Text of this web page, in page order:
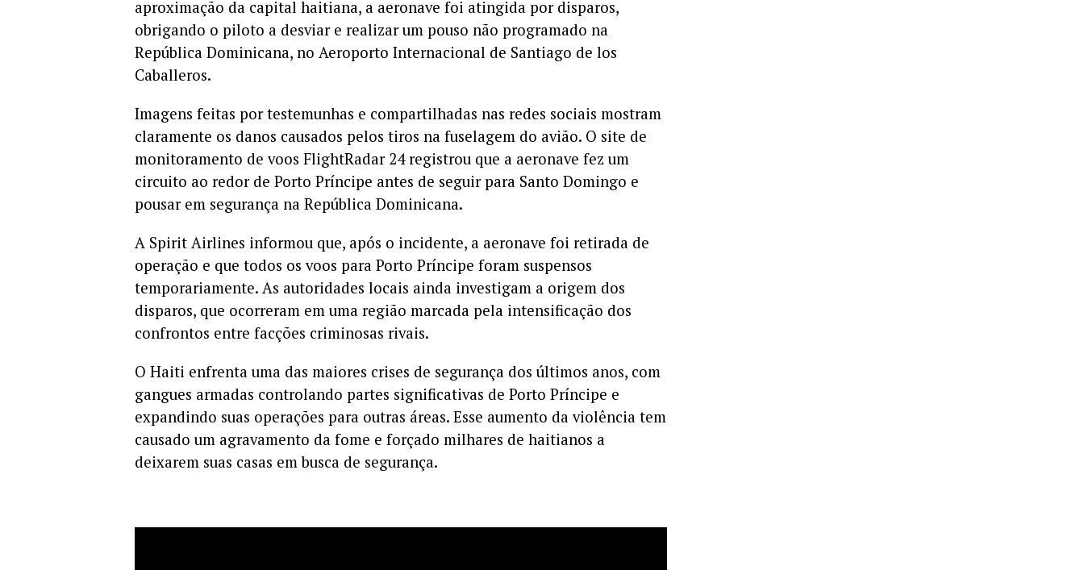
aproximação da capital haitiana, a aeronave foi atingida por disparos,
obrigando o piloto a desviar e realizar um pouso não programado na
República Dominicana, no Aeroporto Internacional de Santiago de los
Caballeros.
Imagens feitas por testemunhas e compartilhadas nas redes sociais mostram
claramente os danos causados pelos tiros na fuselagem do avião. O site de
monitoramento de voos FlightRadar 24 registrou que a aeronave fez um
circuito ao redor de Porto Príncipe antes de seguir para Santo Domingo e
pousar em segurança na República Dominicana.
A Spirit Airlines informou que, após o incidente, a aeronave foi retirada de
operação e que todos os voos para Porto Príncipe foram suspensos
temporariamente. As autoridades locais ainda investigam a origem dos
disparos, que ocorreram em uma região marcada pela intensificação dos
confrontos entre facções criminosas rivais.
O Haiti enfrenta uma das maiores crises de segurança dos últimos anos, com
gangues armadas controlando partes significativas de Porto Príncipe e
expandindo suas operações para outras áreas. Esse aumento da violência tem
causado um agravamento da fome e forçado milhares de haitianos a
deixarem suas casas em busca de segurança.